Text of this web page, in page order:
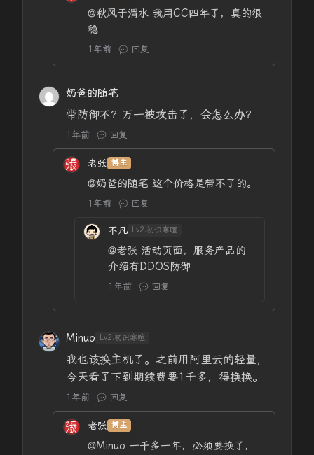
@秋风于渭水 我用CC四年了，真的很
稳
1年前 回复
奶爸的随笔
带防御不？万一被攻击了，会怎么办？
1年前 回复
老张 博主
@奶爸的随笔 这个价格是带不了的。
1年前 回复
不凡 Lv2.初识寒暄
@老张 活动页面，服务产品的
介绍有DDOS防御
1年前 回复
Minuo Lv2.初识寒暄
我也该换主机了。之前用阿里云的轻量，
今天看了下到期续费要1千多，得换换。
1年前 回复
老张 博主
@Minuo 一千多一年，必须要换了，